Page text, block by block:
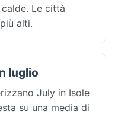
Le città
alti.
luglio
July in Isole
su una media di